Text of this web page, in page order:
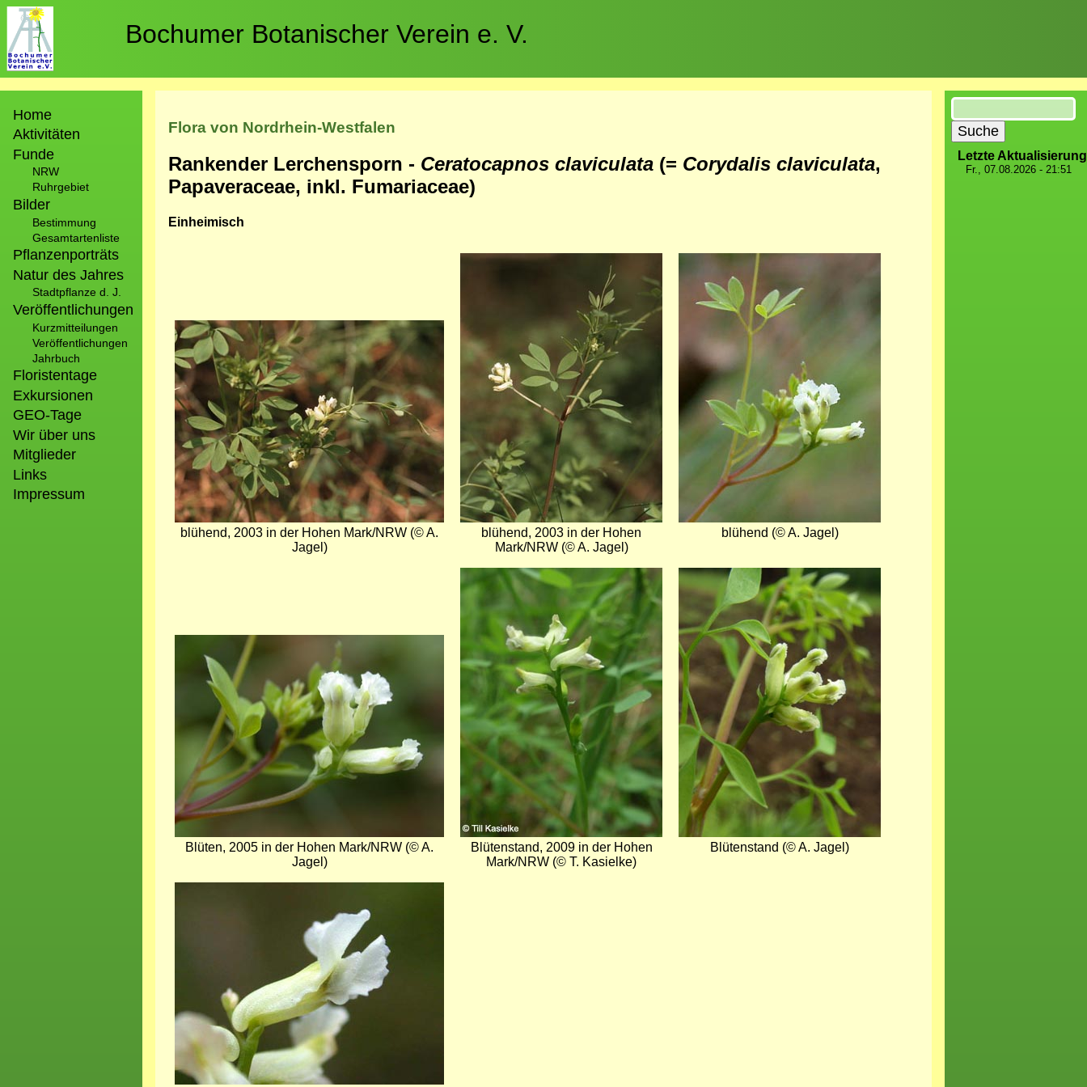
Direkt
zum
Inhalt
Bochumer Botanischer Verein e. V.
Home
Aktivitäten
Funde
NRW
Ruhrgebiet
Bilder
Bestimmung
Gesamtartenliste
Pflanzenporträts
Natur des Jahres
Stadtpflanze d. J.
Veröffentlichungen
Kurzmitteilungen
Veröffentlichungen
Jahrbuch
Floristentage
Exkursionen
GEO-Tage
Wir über uns
Mitglieder
Links
Impressum
Flora von Nordrhein-Westfalen
Rankender Lerchensporn - Ceratocapnos claviculata (= Corydalis claviculata,
Papaveraceae, inkl. Fumariaceae)
Einheimisch
Bild
blühend, 2003 in der Hohen Mark/NRW (© A.
Jagel)
Bild
blühend, 2003 in der Hohen
Mark/NRW (© A. Jagel)
blühend (© A. Jagel)
Blüten, 2005 in der Hohen Mark/NRW (© A.
Jagel)
Bild
Blütenstand, 2009 in der Hohen
Mark/NRW (© T. Kasielke)
Bild
Blütenstand (© A. Jagel)
Suche
Letzte Aktualisierung
Fr., 07.08.2026 - 21:51